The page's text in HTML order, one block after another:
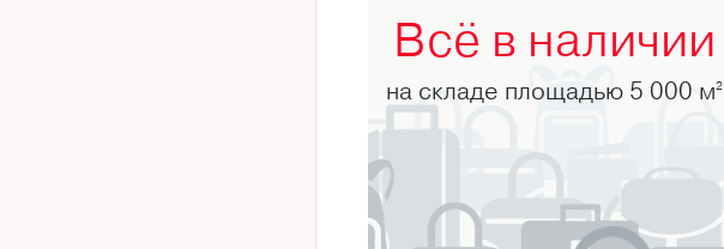
Всё в наличии
на складе площадью 5 000 м2